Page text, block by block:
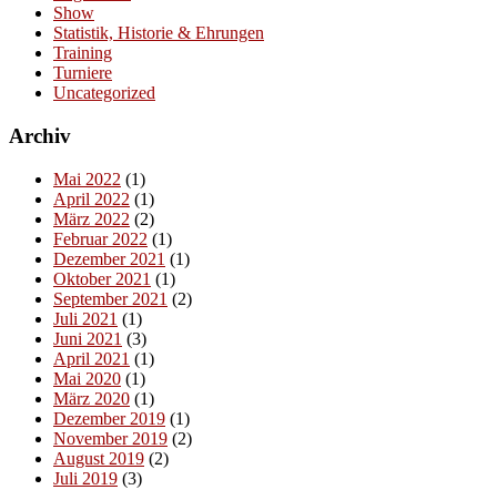
Show
Statistik, Historie & Ehrungen
Training
Turniere
Uncategorized
Archiv
Mai 2022 (1)
April 2022 (1)
März 2022 (2)
Februar 2022 (1)
Dezember 2021 (1)
Oktober 2021 (1)
September 2021 (2)
Juli 2021 (1)
Juni 2021 (3)
April 2021 (1)
Mai 2020 (1)
März 2020 (1)
Dezember 2019 (1)
November 2019 (2)
August 2019 (2)
Juli 2019 (3)